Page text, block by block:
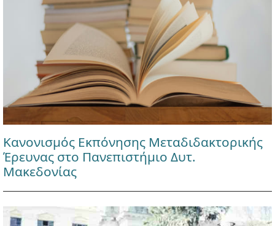
Κανονισμός Εκπόνησης Μεταδιδακτορικής
Έρευνας στο Πανεπιστήμιο Δυτ.
Μακεδονίας